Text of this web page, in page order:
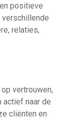
positieve
relaties,
vertrouwen,
actief naar de
cliënten en